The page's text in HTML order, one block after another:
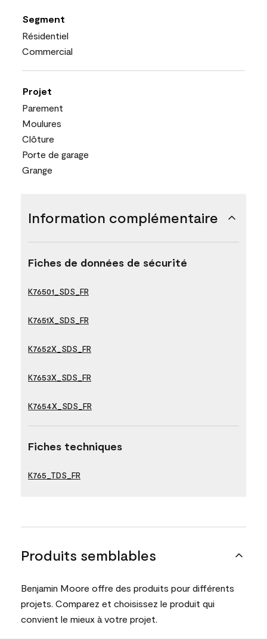
Segment
Résidentiel
Commercial
Projet
Parement
Moulures
Clôture
Porte de garage
Grange
Information complémentaire
Fiches de données de sécurité
K76501_SDS_FR
K7651X_SDS_FR
K7652X_SDS_FR
K7653X_SDS_FR
K7654X_SDS_FR
Fiches techniques
K765_TDS_FR
Produits semblables
Benjamin Moore offre des produits pour différents
projets. Comparez et choisissez le produit qui
convient le mieux à votre projet.